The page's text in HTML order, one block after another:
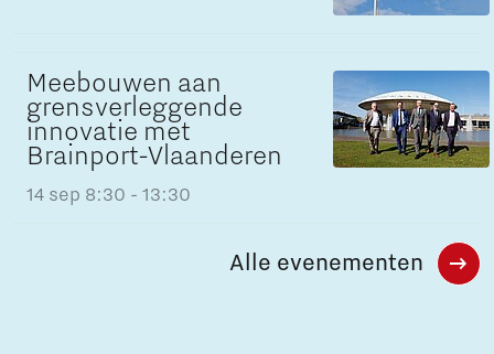
Meebouwen aan
grensverleggende
innovatie met
Brainport-Vlaanderen
14 sep 8:30 - 13:30
Alle evenementen